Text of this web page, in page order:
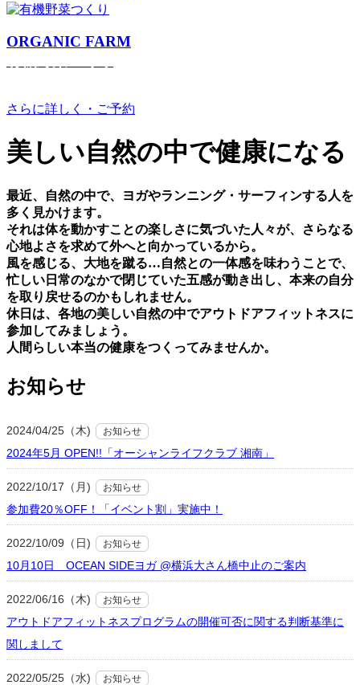
ORGANIC FARM
さらに詳しく・ご予約
美しい⾃然の中で健康になる
最近、⾃然の中で、ヨガやランニング・サーフィンする⼈を
多く⾒かけます。
それは体を動かすことの楽しさに気づいた⼈々が、さらなる
⼼地よさを求めて外へと向かっているから。
⾵を感じる、⼤地を蹴る…⾃然との⼀体感を味わうことで、
忙しい⽇常のなかで閉じていた五感が動き出し、本来の⾃分
を取り戻せるのかもしれません。
休⽇は、各地の美しい⾃然の中でアウトドアフィットネスに
参加してみましょう。
⼈間らしい本当の健康をつくってみませんか。
お知らせ
2024/04/25（木) お知らせ
2024年5月 OPEN!!「オーシャンライフクラブ 湘南」
2022/10/17（月) お知らせ
参加費20％OFF！「イベント割」実施中！
2022/10/09（日) お知らせ
10月10日 OCEAN SIDEヨガ @横浜大さん橋中止のご案内
2022/06/16（木) お知らせ
アウトドアフィットネスプログラムの開催可否に関する判断基準に
関しまして
2022/05/25（水) お知らせ